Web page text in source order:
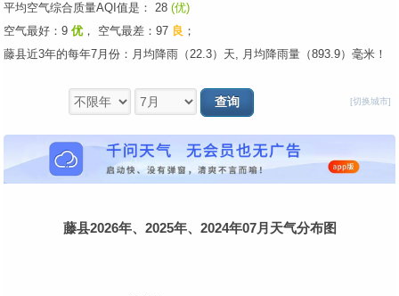
平均空气综合质量AQI值是： 28 (优)
空气最好：9 优 ， 空气最差：97 良 ；
藤县近3年的每年7月份：月均降雨（22.3）天, 月均降雨量（893.9）毫米！
[切换城市]
藤县2026年、2025年、2024年07月天气分布图